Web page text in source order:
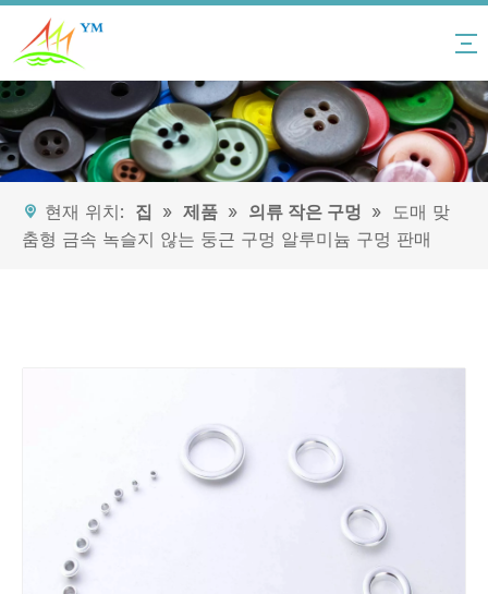
현재 위치: 집 » 제품 » 의류 작은 구멍 » 도매 맞
춤형 금속 녹슬지 않는 둥근 구멍 알루미늄 구멍 판매